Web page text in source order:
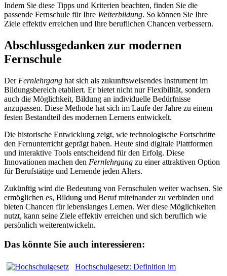
Indem Sie diese Tipps und Kriterien beachten, finden Sie die
passende Fernschule für Ihre Weiterbildung. So können Sie Ihre
Ziele effektiv erreichen und Ihre beruflichen Chancen verbessern.
Abschlussgedanken zur modernen
Fernschule
Der Fernlehrgang hat sich als zukunftsweisendes Instrument im
Bildungsbereich etabliert. Er bietet nicht nur Flexibilität, sondern
auch die Möglichkeit, Bildung an individuelle Bedürfnisse
anzupassen. Diese Methode hat sich im Laufe der Jahre zu einem
festen Bestandteil des modernen Lernens entwickelt.
Die historische Entwicklung zeigt, wie technologische Fortschritte
den Fernunterricht geprägt haben. Heute sind digitale Plattformen
und interaktive Tools entscheidend für den Erfolg. Diese
Innovationen machen den Fernlehrgang zu einer attraktiven Option
für Berufstätige und Lernende jeden Alters.
Zukünftig wird die Bedeutung von Fernschulen weiter wachsen. Sie
ermöglichen es, Bildung und Beruf miteinander zu verbinden und
bieten Chancen für lebenslanges Lernen. Wer diese Möglichkeiten
nutzt, kann seine Ziele effektiv erreichen und sich beruflich wie
persönlich weiterentwickeln.
Das könnte Sie auch interessieren:
Hochschulgesetz: Definition im